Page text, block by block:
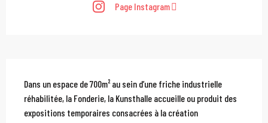
Page Instagram
Description
Dans un espace de 700m² au sein d’une friche industrielle
réhabilitée, la Fonderie, la Kunsthalle accueille ou produit des
expositions temporaires consacrées à la création